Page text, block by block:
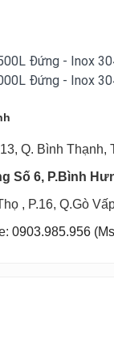
Đứng - Inox
Đứng - Inox
Q. Bình Thạnh,
Số 6, P.Bình
, P.16, Q.Gò
0903.985.956